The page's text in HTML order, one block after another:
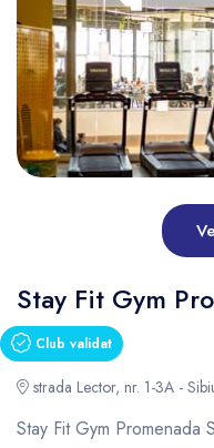
Stay Fit Gym
Club validat
strada Lector, nr. 1-3A -
Stay Fit Gym Promenada